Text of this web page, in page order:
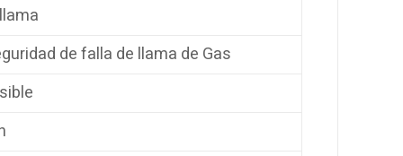
de falla de llama de Gas